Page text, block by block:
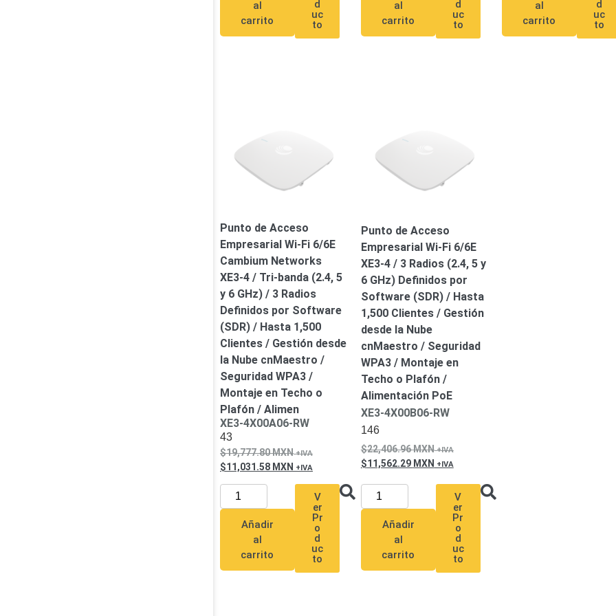
Software VMS y Analíticas
HIKVISION Honeywell Wisenet WaveXMR CEIBAII / KAPOK
Videograbadoras Móviles, Dash Cams y Body Cams
al
carrito
d
uc
to
al
carrito
d
uc
to
al
carrito
d
uc
to
Punto de Acceso
Empresarial Wi-Fi 6/6E
Cambium Networks
XE3-4 / Tri-banda (2.4, 5
y 6 GHz) / 3 Radios
Definidos por Software
(SDR) / Hasta 1,500
Clientes / Gestión desde
la Nube cnMaestro /
Seguridad WPA3 /
Montaje en Techo o
Plafón / Alimen
XE3-4X00A06-RW
43
19,777.80MXN
11,031.58 MXN
Añadir
al
carrito
V
er
Pr
o
d
uc
to
Punto de Acceso
Empresarial Wi-Fi 6/6E
XE3-4 / 3 Radios (2.4, 5 y
6 GHz) Definidos por
Software (SDR) / Hasta
1,500 Clientes / Gestión
desde la Nube
cnMaestro / Seguridad
WPA3 / Montaje en
Techo o Plafón /
Alimentación PoE
XE3-4X00B06-RW
146
22,406.96MXN
11,562.29 MXN
Añadir
al
carrito
V
er
Pr
o
d
uc
to